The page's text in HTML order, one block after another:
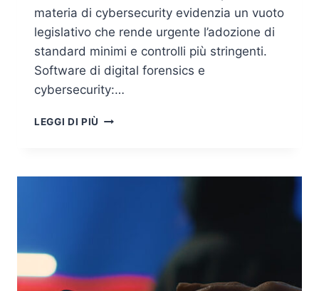
materia di cybersecurity evidenzia un vuoto
legislativo che rende urgente l’adozione di
standard minimi e controlli più stringenti.
Software di digital forensics e
cybersecurity:…
LEGGI DI PIÙ LA
DI
CONTROLLATI
DALLO